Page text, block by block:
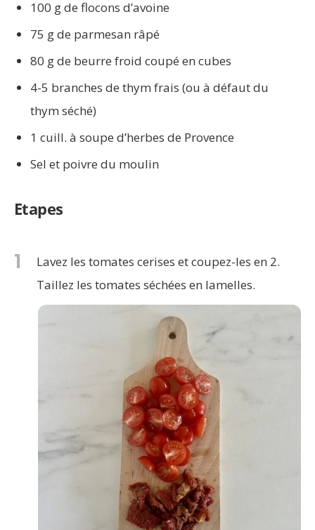
100 g de flocons d’avoine
75 g de parmesan râpé
80 g de beurre froid coupé en cubes
4-5 branches de thym frais (ou à défaut du
thym séché)
1 cuill. à soupe d’herbes de Provence
Sel et poivre du moulin
Etapes
1
Lavez les tomates cerises et coupez-les en 2.
Taillez les tomates séchées en lamelles.